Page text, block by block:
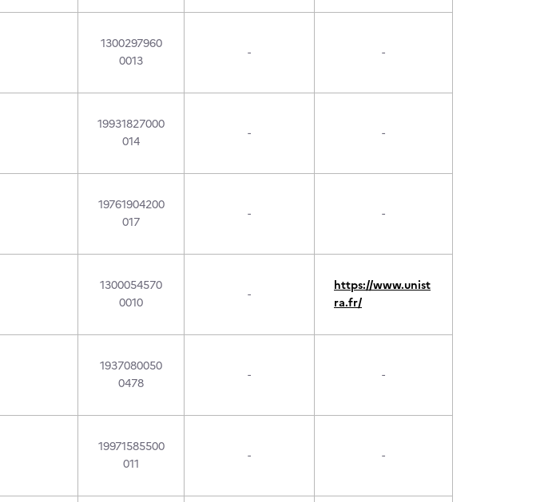
1300297960
0013
- -
19931827000
014
- -
19761904200
017
- -
1300054570
0010
-
https://www.unist
ra.fr/
1937080050
0478
- -
19971585500
011
- -